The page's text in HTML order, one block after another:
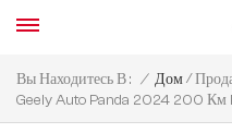
Вы Находитесь В : / Дом/
Geely Auto Panda 2024 200 Км